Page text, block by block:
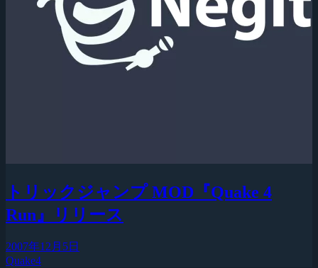
トリックジャンプ MOD『Quake 4
Run』リリース
2007年12月5日
Quake4